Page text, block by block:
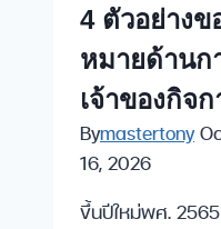
4 ตัวอย่างข
หมายด้านก
เจ้าของกิจก
Bymastertony
16, 2026
ขึ้นปีใหม่พศ. 2565